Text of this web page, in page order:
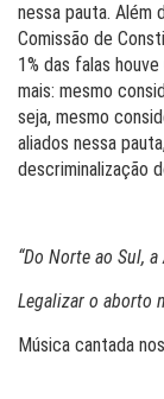
nessa pauta. Além
Comissão de
1% das falas
mais: mesmo
seja, mesmo
aliados nessa pauta
descriminalização
“Do Norte ao Sul,
Legalizar o aborto
Música cantada